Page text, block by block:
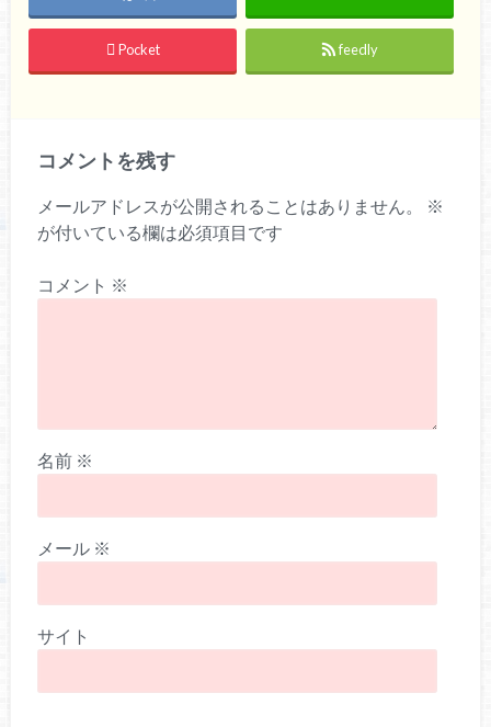
Pocket feedly
コメントを残す
メールアドレスが公開されることはありません。
※
が付いている欄は必須項目です
コメント ※
名前 ※
メール ※
サイト